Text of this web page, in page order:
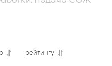
(тип AD).
рейтингу